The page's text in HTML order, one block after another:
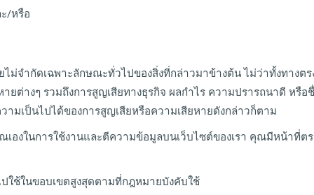
/หรือ
ม่จำกัดเฉพาะลักษณะทั่วไปของสิ่งที่กล่าวมาข้างต้น ไม่ว่าทั้งทางต
ยต่างๆ รวมถึงการสูญเสียทางธุรกิจ ผลกำไร ความปรารถนาดี หรื
ามเป็นไปได้ของการสูญเสียหรือความเสียหายดังกล่าวก็ตาม
องในการใช้งานและตีความข้อมูลบนเว็บไซต์ของเรา คุณมีหน้าที่
ใช้ในขอบเขตสูงสุดตามที่กฎหมายบังคับใช้